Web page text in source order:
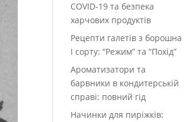
COVID-19 та безпека
харчових продуктів
Рецепти галетів з борошна
І сорту: “Режим” та “Похід”
Ароматизатори та
барвники в кондитерській
справі: повний гід
Начинки для пиріжків: